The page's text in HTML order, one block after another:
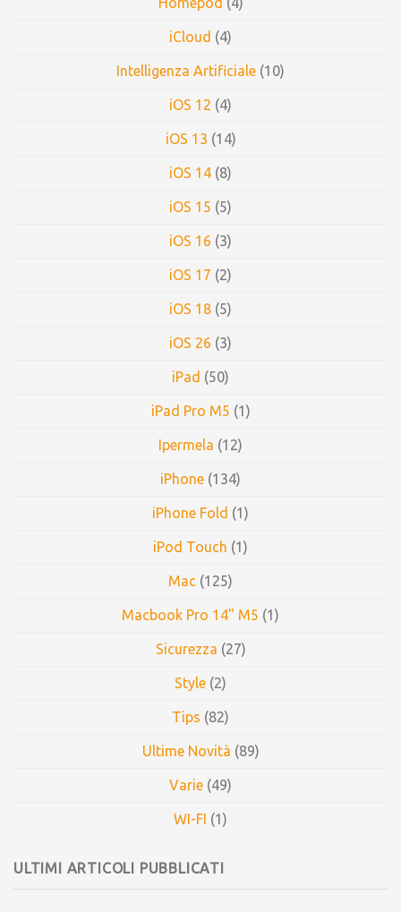
iCloud (4)
Intelligenza Artificiale (10)
iOS 12 (4)
iOS 13 (14)
iOS 14 (8)
iOS 15 (5)
iOS 16 (3)
iOS 17 (2)
iOS 18 (5)
iOS 26 (3)
iPad (50)
iPad Pro M5 (1)
Ipermela (12)
iPhone (134)
iPhone Fold (1)
iPod Touch (1)
Mac (125)
Macbook Pro 14" M5 (1)
Sicurezza (27)
Style (2)
Tips (82)
Ultime Novità (89)
Varie (49)
WI-FI (1)
ULTIMI ARTICOLI PUBBLICATI